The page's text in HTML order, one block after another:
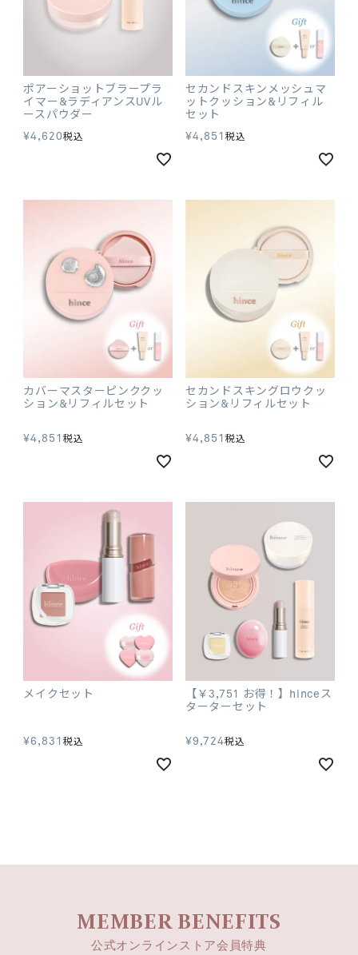
ポアーショットブラープラ
イマー&ラディアンスUVル
ースパウダー
¥4,620税込
セカンドスキンメッシュマ
ットクッション&リフィル
セット
¥4,851 税込
カバーマスターピンククッ
ション&リフィルセット
¥4,851税込
セカンドスキングロウクッ
ション&リフィルセット
¥4,851 税込
メイクセット
¥6,831税込
【￥3,751 お得！】hinceス
ターターセット
¥9,724税込
MEMBER BENEFITS
公式オンラインストア会員特典